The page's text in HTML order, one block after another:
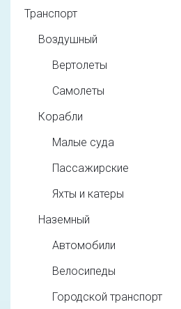
Транспорт
Воздушный
Вертолеты
Самолеты
Корабли
Малые суда
Пассажирские
Яхты и катеры
Наземный
Автомобили
Велосипеды
Городской транспорт